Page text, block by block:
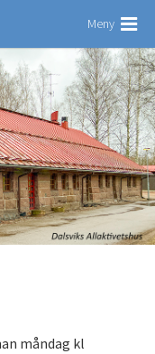
Meny
måndag kl